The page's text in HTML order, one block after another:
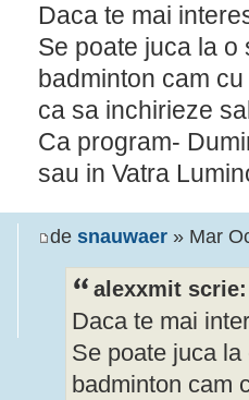
Daca te mai
Se poate juca la o
badminton cam
ca sa inchirieze
Ca program-
sau in Vatra
de snauwaer » Mar
alexxmit scrie:
Daca te mai
Se poate juca
badminton cam